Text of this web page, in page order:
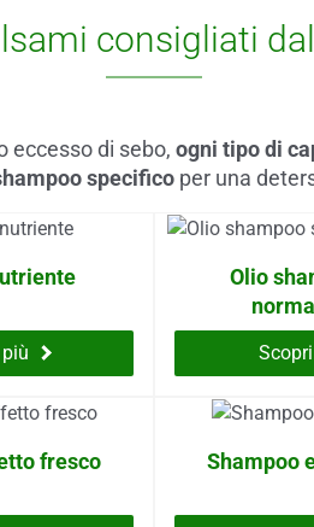
consigliati
eccesso di sebo, ogni tipo di
specificoper una
Olio
fresco Shampoo